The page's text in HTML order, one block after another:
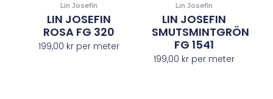
Lin Josefin
LIN JOSEFIN
ROSA FG 320
199,00 krper meter
Lin Josefin
LIN JOSEFIN
SMUTSMINTGRÖN
FG 1541
199,00 kr per meter